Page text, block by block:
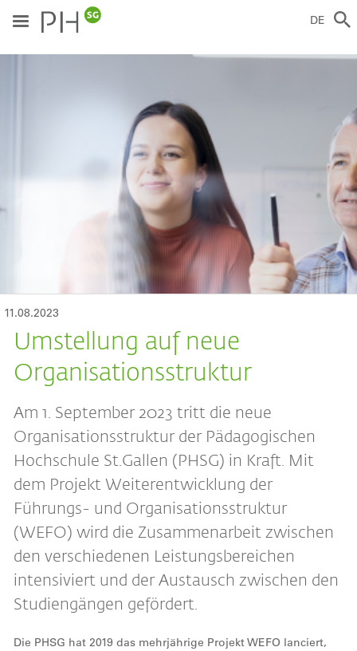
zum
Inhalt
DE
11.08.2023
Umstellung auf neue
Organisationsstruktur
Am 1. September 2023 tritt die neue
Organisationsstruktur der Pädagogischen
Hochschule St.Gallen (PHSG) in Kraft. Mit
dem Projekt Weiterentwicklung der
Führungs- und Organisationsstruktur
(WEFO) wird die Zusammenarbeit zwischen
den verschiedenen Leistungsbereichen
intensiviert und der Austausch zwischen den
Studiengängen gefördert.
Die PHSG hat 2019 das mehrjährige Projekt WEFO lanciert,